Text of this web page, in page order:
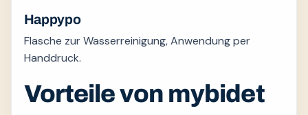
Happypo
Flasche zur Wasserreinigung, Anwendung per
Handdruck.
Vorteile von mybidet